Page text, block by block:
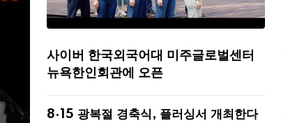
사이버 한국외국어대 미주글로벌센터
뉴욕한인회관에 오픈
8·15 광복절 경축식, 플러싱서 개최한다